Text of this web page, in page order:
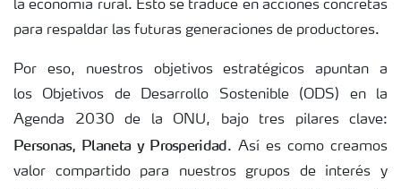
la economía rural. Esto se traduce en acciones concretas
para respaldar las futuras generaciones de productores.
Por eso, nuestros objetivos estratégicos apuntan a
los Objetivos de Desarrollo Sostenible (ODS) en la
Agenda 2030 de la ONU, bajo tres pilares clave:
Personas, Planeta y Prosperidad. Así es como creamos
valor compartido para nuestros grupos de interés y